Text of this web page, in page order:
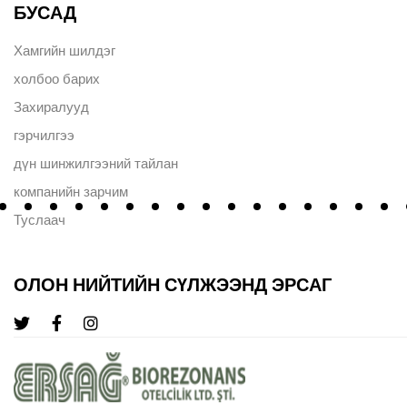
БУСАД
Хамгийн шилдэг
холбоо барих
Захиралууд
гэрчилгээ
дүн шинжилгээний тайлан
компанийн зарчим
Туслаач
ОЛОН НИЙТИЙН СҮЛЖЭЭНД ЭРСАГ